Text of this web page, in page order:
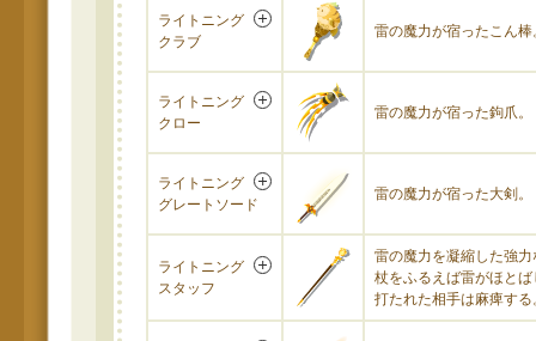
ライトニング
クラブ
雷の魔力が宿ったこん棒
ライトニング
クロー
雷の魔力が宿った鉤爪。
ライトニング
グレートソード
雷の魔力が宿った大剣。
ライトニング
スタッフ
雷の魔力を凝縮した強力
杖をふるえば雷がほとば
打たれた相手は麻痺する